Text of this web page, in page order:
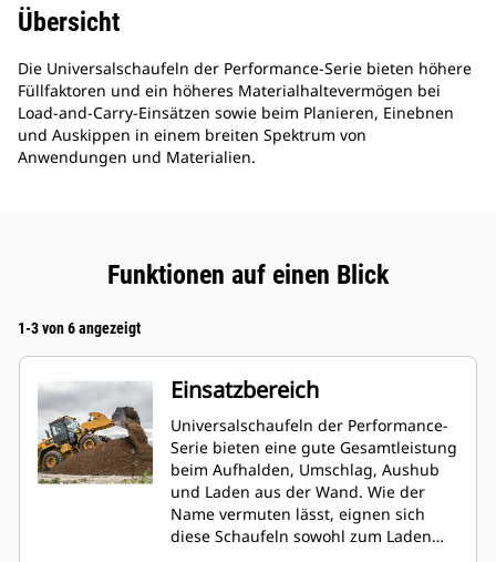
Übersicht
Die Universalschaufeln der Performance-Serie bieten höhere
Füllfaktoren und ein höheres Materialhaltevermögen bei
Load-and-Carry-Einsätzen sowie beim Planieren, Einebnen
und Auskippen in einem breiten Spektrum von
Anwendungen und Materialien.
Funktionen auf einen Blick
1-3 von 6 angezeigt
Einsatzbereich
Universalschaufeln der Performance-
Serie bieten eine gute Gesamtleistung
beim Aufhalden, Umschlag, Aushub
und Laden aus der Wand. Wie der
Name vermuten lässt, eignen sich
diese Schaufeln sowohl zum Laden